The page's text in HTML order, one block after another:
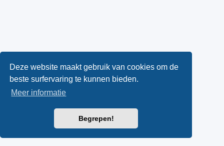
Deze website maakt gebruik van cookies om de
beste surfervaring te kunnen bieden.
Meer informatie
Begrepen!